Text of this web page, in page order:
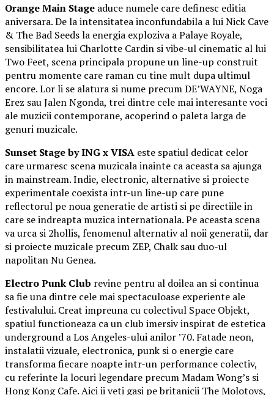
Orange Main Stage aduce numele care definesc editia
aniversara. De la intensitatea inconfundabila a lui Nick Cave
& The Bad Seeds la energia exploziva a Palaye Royale,
sensibilitatea lui Charlotte Cardin si vibe-ul cinematic al lui
Two Feet, scena principala propune un line-up construit
pentru momente care raman cu tine mult dupa ultimul
encore. Lor li se alatura si nume precum DE’WAYNE, Noga
Erez sau Jalen Ngonda, trei dintre cele mai interesante voci
ale muzicii contemporane, acoperind o paleta larga de
genuri muzicale.
Sunset Stage by ING x VISA este spatiul dedicat celor
care urmaresc scena muzicala inainte ca aceasta sa ajunga
in mainstream. Indie, electronic, alternative si proiecte
experimentale coexista intr-un line-up care pune
reflectorul pe noua generatie de artisti si pe directiile in
care se indreapta muzica internationala. Pe aceasta scena
va urca si 2hollis, fenomenul alternativ al noii generatii, dar
si proiecte muzicale precum ZEP, Chalk sau duo-ul
napolitan Nu Genea.
Electro Punk Club revine pentru al doilea an si continua
sa fie una dintre cele mai spectaculoase experiente ale
festivalului. Creat impreuna cu colectivul Space Objekt,
spatiul functioneaza ca un club imersiv inspirat de estetica
underground a Los Angeles-ului anilor ’70. Fatade neon,
instalatii vizuale, electronica, punk si o energie care
transforma fiecare noapte intr-un performance colectiv,
cu referinte la locuri legendare precum Madam Wong’s si
Hong Kong Cafe. Aici ii veti gasi pe britanicii The Molotovs,